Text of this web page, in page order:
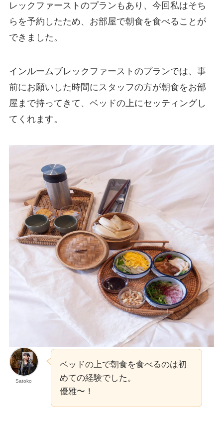
レックファースト のプランもあり、今回私はそち
らを予約したため、お部屋で朝食を食べることが
できました。
インルームブレックファーストのプランでは、事
前にお願いした時間にスタッフの方が朝食をお部
屋まで持ってきて、ベッドの上にセッティングし
てくれます。
Satoko
ベッドの上で朝食を食べるのは初
めての経験でした。
優雅〜！